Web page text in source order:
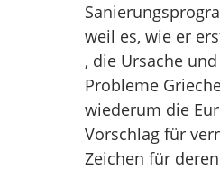
weil es, wie er
, die Ursache
Probleme
wiederum die
Vorschlag für
Zeichen für deren